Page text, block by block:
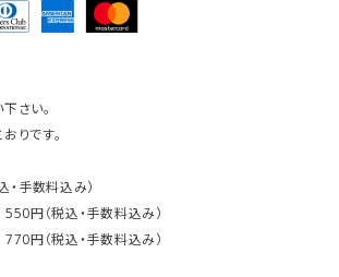
さい。
りです。
手数料込み）
円（税込・手数料込み）
円（税込・手数料込み）